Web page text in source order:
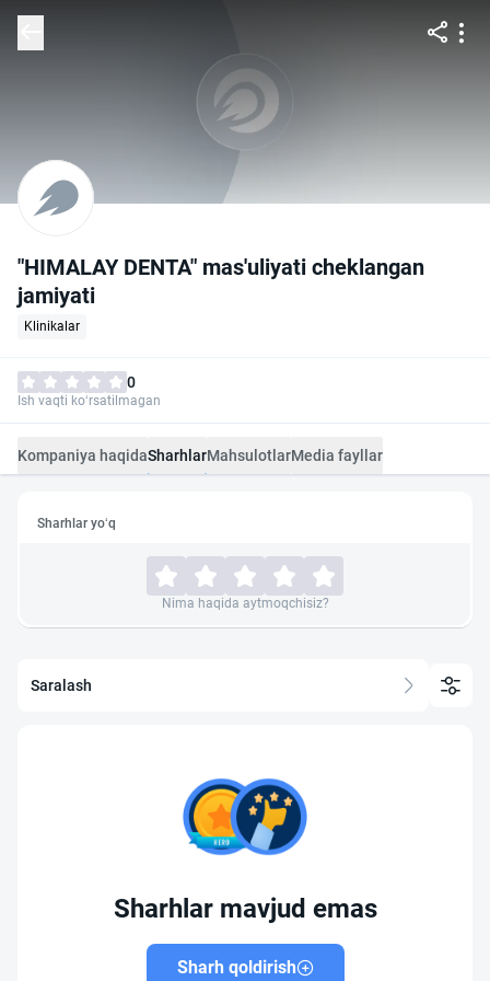
"HIMALAY DENTA" mas'uliyati cheklangan
jamiyati
Klinikalar
0
Ish vaqti ko‘rsatilmagan
Kompaniya haqidaSharhlarMahsulotlarMedia fayllar
Sharhlar yo‘q
Nima haqida aytmoqchisiz?
Saralash
Sharhlar mavjud emas
Sharh qoldirish